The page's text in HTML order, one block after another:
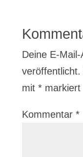
Deine E-
veröffentlicht.
mit *markiert
Kommentar *